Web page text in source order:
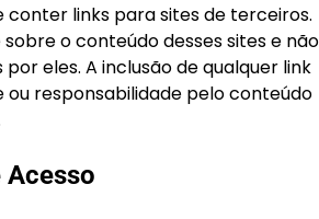
conter links para sites de terceiros.
o conteúdo desses sites e não
eles. A inclusão de qualquer link
ou responsabilidade pelo conteúdo
Acesso